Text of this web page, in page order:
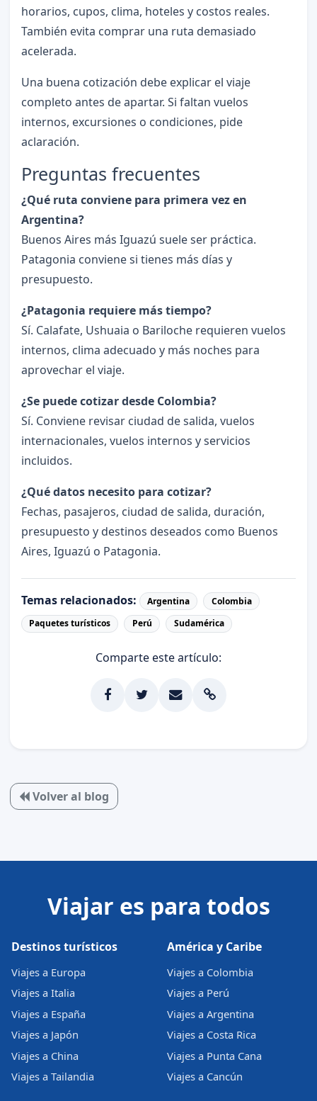
horarios, cupos, clima, hoteles y costos reales.
También evita comprar una ruta demasiado
acelerada.
Una buena cotización debe explicar el viaje
completo antes de apartar. Si faltan vuelos
internos, excursiones o condiciones, pide
aclaración.
Preguntas frecuentes
¿Qué ruta conviene para primera vez en
Argentina?
Buenos Aires más Iguazú suele ser práctica.
Patagonia conviene si tienes más días y
presupuesto.
¿Patagonia requiere más tiempo?
Sí. Calafate, Ushuaia o Bariloche requieren vuelos
internos, clima adecuado y más noches para
aprovechar el viaje.
¿Se puede cotizar desde Colombia?
Sí. Conviene revisar ciudad de salida, vuelos
internacionales, vuelos internos y servicios
incluidos.
¿Qué datos necesito para cotizar?
Fechas, pasajeros, ciudad de salida, duración,
presupuesto y destinos deseados como Buenos
Aires, Iguazú o Patagonia.
Temas relacionados: Argentina
Colombia
Paquetes turísticos
Perú Sudamérica
Comparte este artículo:
Volver al blog
Viajar es para todos
Destinos turísticos
Viajes a Europa
Viajes a Italia
Viajes a España
Viajes a Japón
Viajes a China
Viajes a Tailandia
América y Caribe
Viajes a Colombia
Viajes a Perú
Viajes a Argentina
Viajes a Costa Rica
Viajes a Punta Cana
Viajes a Cancún